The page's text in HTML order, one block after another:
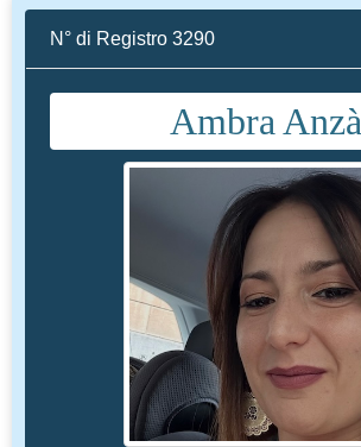
N° di Registro 3290
Ambra Anzà